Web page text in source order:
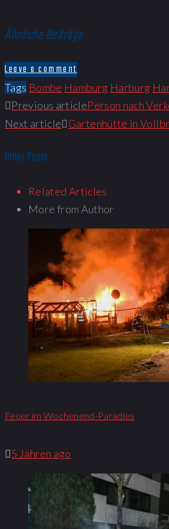
Ähnliche Beiträge
Leave a comment
Tags Bombe Hamburg Harburg
Beitragsnavigation
Previous articlePerson nach
Next article
Gartenhütte in
Other Posts
Related Articles
More from Author
Feuer im Wochenend-Paradies
5 Jahren ago